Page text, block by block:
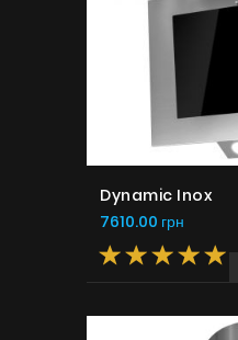
Dynamic Inox
7610.00 грн